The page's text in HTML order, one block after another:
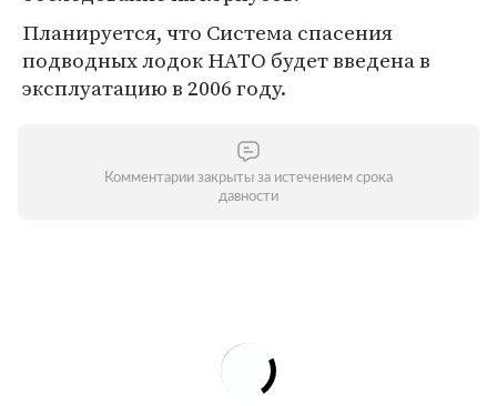
Планируется, что Система спасения
подводных лодок НАТО будет введена в
эксплуатацию в 2006 году.
Комментарии закрыты за истечением срока
давности